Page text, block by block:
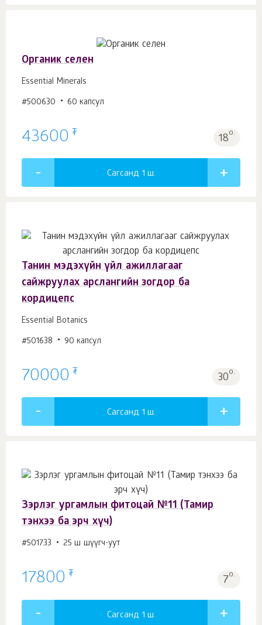
Органик селен
Essential Minerals
#500630 60 капсул
43600 ₮ 18о.
Сагсанд 1 ш.
Танин мэдэхүйн үйл ажиллагааг
сайжруулах арслангийн зогдор ба
кордицепс
Essential Botanics
#501638 90 капсул
70000 ₮ 30о.
Сагсанд 1 ш.
Зэрлэг ургамлын фитоцай №11 (Тамир
тэнхээ ба эрч хүч)
#501733 25 ш шүүгч-уут
17800 ₮ 7о.
Сагсанд 1 ш.